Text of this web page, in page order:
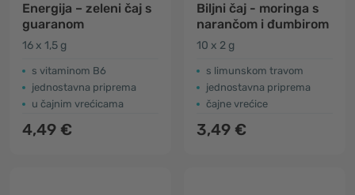
Energija – zeleni čaj s
guaranom
16 x 1,5 g
s vitaminom B6
jednostavna priprema
u čajnim vrećicama
4,49 €
Biljni čaj - moringa s
narančom i đumbirom
10 x 2 g
s limunskom travom
jednostavna priprema
čajne vrećice
3,49 €